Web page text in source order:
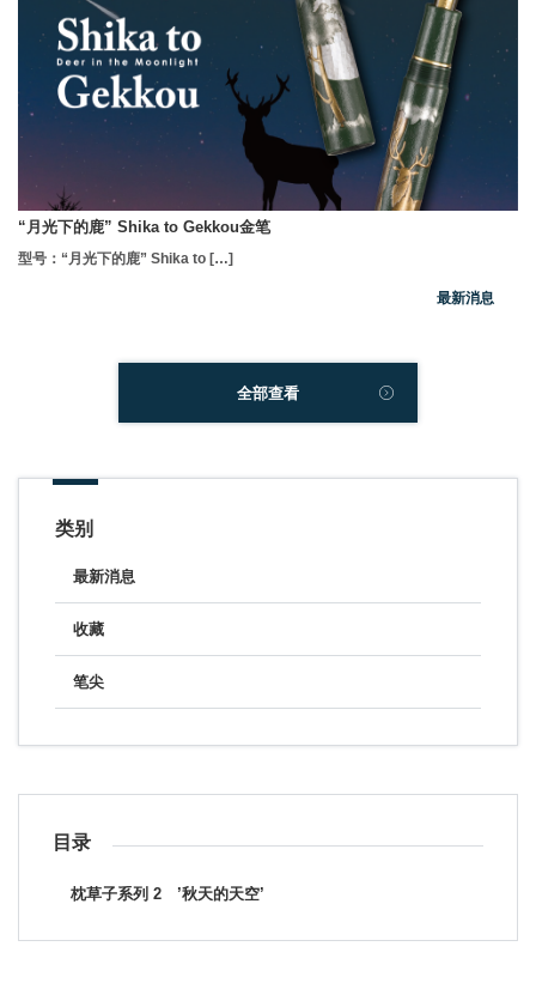
“月光下的鹿” Shika to Gekkou金笔
型号：“月光下的鹿” Shika to […]
最新消息
全部查看
类别
最新消息
收藏
笔尖
目录
枕草子系列 2 ’秋天的天空’